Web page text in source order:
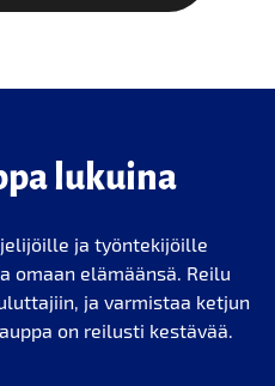
lukuina
ja työntekijöille
omaan elämäänsä. Reilu
ja varmistaa ketjun
on reilusti kestävää.